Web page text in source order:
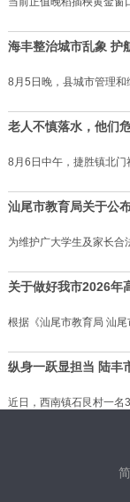
海丰整治城市乱象 护
8月5日晚，县城市管理
老人不慎落水，他们
8月6日中午，捷胜镇北门
汕尾市教育局关于公
为维护广大学生及家长合
关于做好我市2026年
根据《汕尾市教育局 汕
纵身一跃显担当 陆丰
近日，西南镇石艮村一名
男演员钟宇飞崩溃自
男演员钟宇飞崩溃自曝：